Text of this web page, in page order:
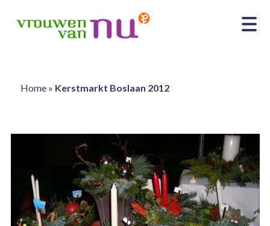
Home» Kerstmarkt Boslaan 2012